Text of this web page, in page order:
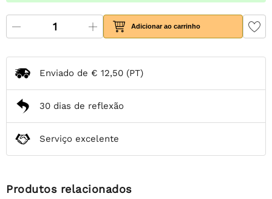
Adicionar ao carrinho
Enviado de € 12,50 (PT)
30 dias de reflexão
Serviço excelente
Produtos relacionados